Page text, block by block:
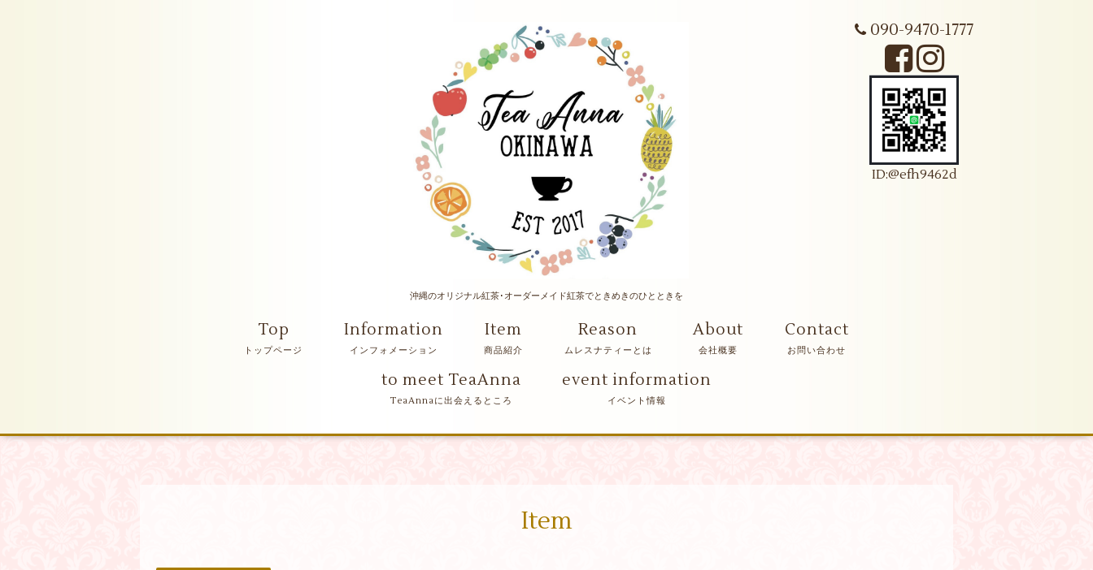
090-9470-1777
ID:@efh9462d
沖縄のオリジナル紅茶･オーダーメイド紅茶でときめきのひとときを
Top Information Item Reason About Contact
to meet TeaAnna event information
Item